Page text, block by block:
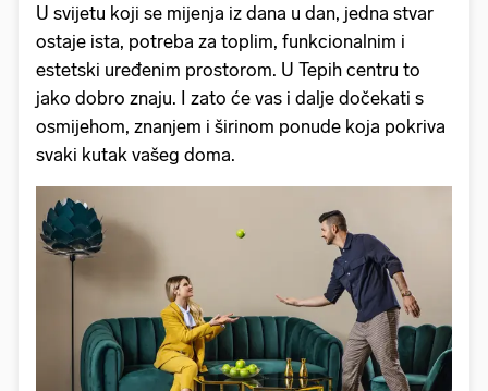
U svijetu koji se mijenja iz dana u dan, jedna stvar
ostaje ista, potreba za toplim, funkcionalnim i
estetski uređenim prostorom. U Tepih centru to
jako dobro znaju. I zato će vas i dalje dočekati s
osmijehom, znanjem i širinom ponude koja pokriva
svaki kutak vašeg doma.